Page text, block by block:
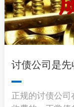
讨债公司是先
正规的讨债公